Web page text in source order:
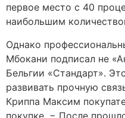
первое место с 40
наибольшим
Однако
Мбокани подписал не
Бельгии «Стандарт».
развивать прочную
Криппа Максим
покупке. − После